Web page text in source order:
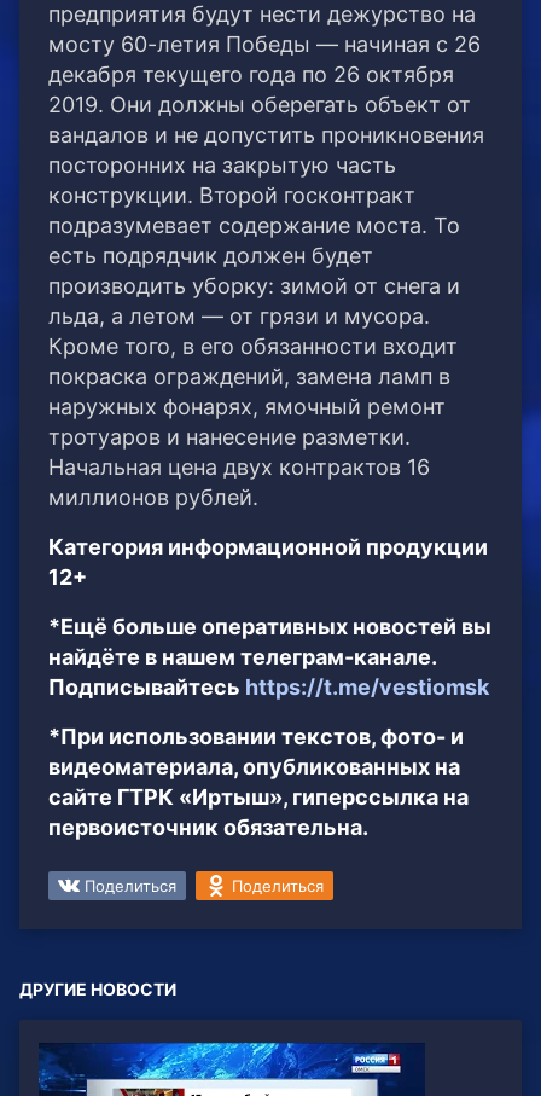
предприятия будут нести дежурство на
мосту 60-летия Победы — начиная с 26
декабря текущего года по 26 октября
2019. Они должны оберегать объект от
вандалов и не допустить проникновения
посторонних на закрытую часть
конструкции. Второй госконтракт
подразумевает содержание моста. То
есть подрядчик должен будет
производить уборку: зимой от снега и
льда, а летом — от грязи и мусора.
Кроме того, в его обязанности входит
покраска ограждений, замена ламп в
наружных фонарях, ямочный ремонт
тротуаров и нанесение разметки.
Начальная цена двух контрактов 16
миллионов рублей.
Категория информационной продукции
12+
*Ещё больше оперативных новостей вы
найдёте в нашем телеграм-канале.
Подписывайтесь https://t.me/vestiomsk
*При использовании текстов, фото- и
видеоматериала, опубликованных на
сайте ГТРК «Иртыш», гиперссылка на
первоисточник обязательна.
Поделиться Поделиться
ДРУГИЕ НОВОСТИ